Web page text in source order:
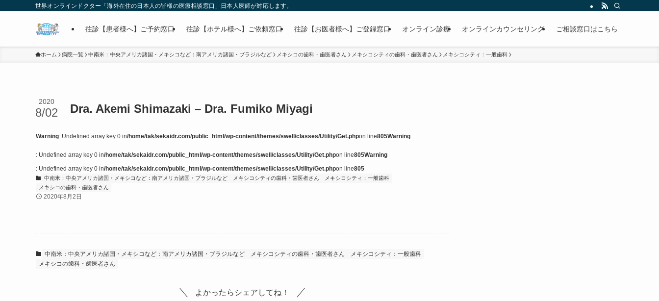
世界オンラインドクター「海外在住の日本人の皆様の医療相談窓口」日本人医師が対応します。
往診【患者様へ】ご予約窓口 往診【ホテル様へ】ご依頼窓口 往診【お医者様へ】ご登録窓口 オンライン診療 オンラインカウンセリング ご相談窓口はこちら
ホーム 病院一覧 中南米：中央アメリカ諸国・メキシコなど：南アメリカ諸国・ブラジルなど メキシコの歯科・歯医者さん メキシコシティの歯科・歯医者さん メキシコシティ：一般歯科
Dra. Akemi Shimazaki – Dra. Fumiko Miyagi
2020
8/02
Warning: Undefined array key 0 in/home/tak/sekaidr.com/public_html/wp-content/themes/swell/classes/Utility/Get.phpon line805Warning
: Undefined array key 0 in/home/tak/sekaidr.com/public_html/wp-content/themes/swell/classes/Utility/Get.phpon line805Warning
: Undefined array key 0 in/home/tak/sekaidr.com/public_html/wp-content/themes/swell/classes/Utility/Get.phpon line805
中南米：中央アメリカ諸国・メキシコなど：南アメリカ諸国・ブラジルなど メキシコシティの歯科・歯医者さん
メキシコシティ：一般歯科
メキシコの歯科・歯医者さん
2020年8月2日
中南米：中央アメリカ諸国・メキシコなど：南アメリカ諸国・ブラジルなど メキシコシティの歯科・歯医者さん
メキシコシティ：一般歯科
メキシコの歯科・歯医者さん
よかったらシェアしてね！